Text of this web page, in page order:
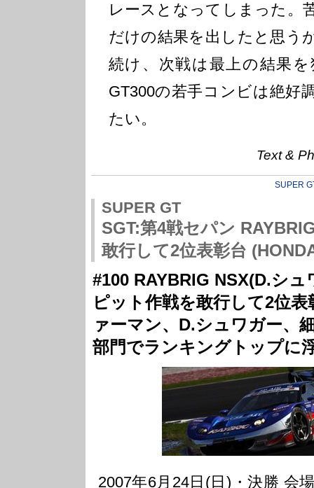
レースとなってしまった。
だけの結果を出したと思う
続け、次戦は最上の結果
GT300の若手コンビは絶好
たい。
Text &
SUPER
SUPER GT
SGT:第4戦セパン
敢行して2位表彰台
#100 RAYBRIG NSX(D.シ
ピット作戦を敢行して2位
ァーマン、D.シュワガー、
部門でランキングトップに
2007年6月24日(日)・決勝 会